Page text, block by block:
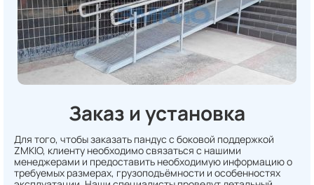
Заказ и установка
Для того, чтобы заказать пандус с боковой поддержкой
ZMKIO, клиенту необходимо связаться с нашими
менеджерами и предоставить необходимую информацию о
требуемых размерах, грузоподъёмности и особенностях